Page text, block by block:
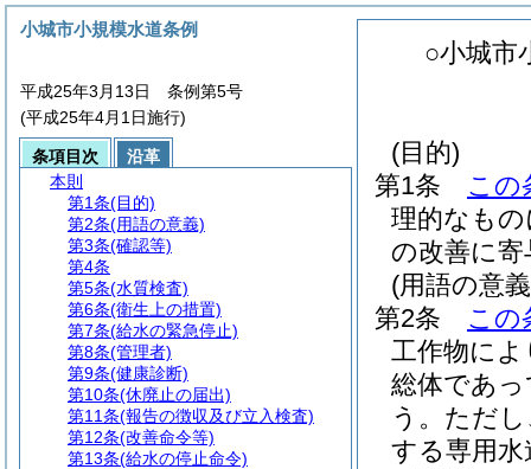
○小城市
(目的)
第1条
この
理的なも
の改善に
(用語の意
第2条
この
工作物に
総体であ
う。 ただ
する専用
小城市小規模水道条例
平成25年3月13日 条例第5号
(平成25年4月1日施行)
条項目次
沿革
本則
第1条(目的)
第2条(用語の意義)
第3条(確認等)
第4条
第5条(水質検査)
第6条(衛生上の措置)
第7条(給水の緊急停止)
第8条(管理者)
第9条(健康診断)
第10条(休廃止の届出)
第11条(報告の徴収及び立入検査)
第12条(改善命令等)
第13条(給水の停止命令)